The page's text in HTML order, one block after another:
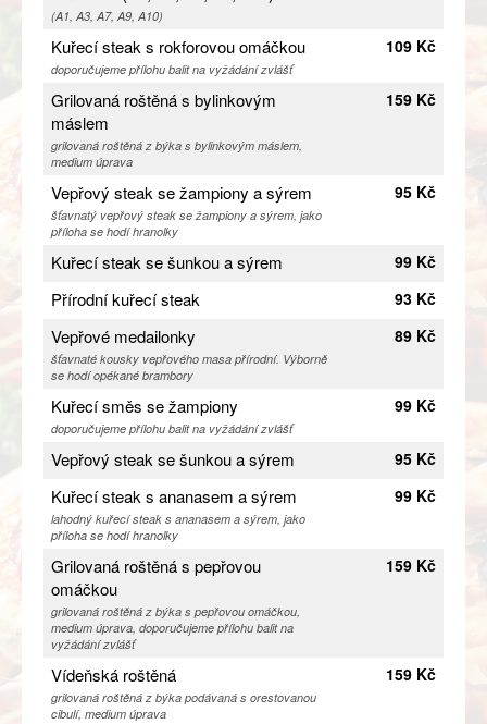
(A1, A3, A7, A9, A10)
Kuřecí steak s rokforovou omáčkou
doporučujeme přílohu balit na vyžádání zvlášť
109 Kč
Grilovaná roštěná s bylinkovým
máslem
grilovaná roštěná z býka s bylinkovým máslem,
medium úprava
159 Kč
Vepřový steak se žampiony a sýrem
šťavnatý vepřový steak se žampiony a sýrem, jako
příloha se hodí hranolky
95 Kč
Kuřecí steak se šunkou a sýrem 99 Kč
Přírodní kuřecí steak 93 Kč
Vepřové medailonky
šťavnaté kousky vepřového masa přírodní. Výborně
se hodí opékané brambory
89 Kč
Kuřecí směs se žampiony
doporučujeme přílohu balit na vyžádání zvlášť
99 Kč
Vepřový steak se šunkou a sýrem 95 Kč
Kuřecí steak s ananasem a sýrem
lahodný kuřecí steak s ananasem a sýrem, jako
příloha se hodí hranolky
99 Kč
Grilovaná roštěná s pepřovou
omáčkou
grilovaná roštěná z býka s pepřovou omáčkou,
medium úprava, doporučujeme přílohu balit na
vyžádání zvlášť
159 Kč
Vídeňská roštěná
grilovaná roštěná z býka podávaná s orestovanou
cibulí, medium úprava
159 Kč